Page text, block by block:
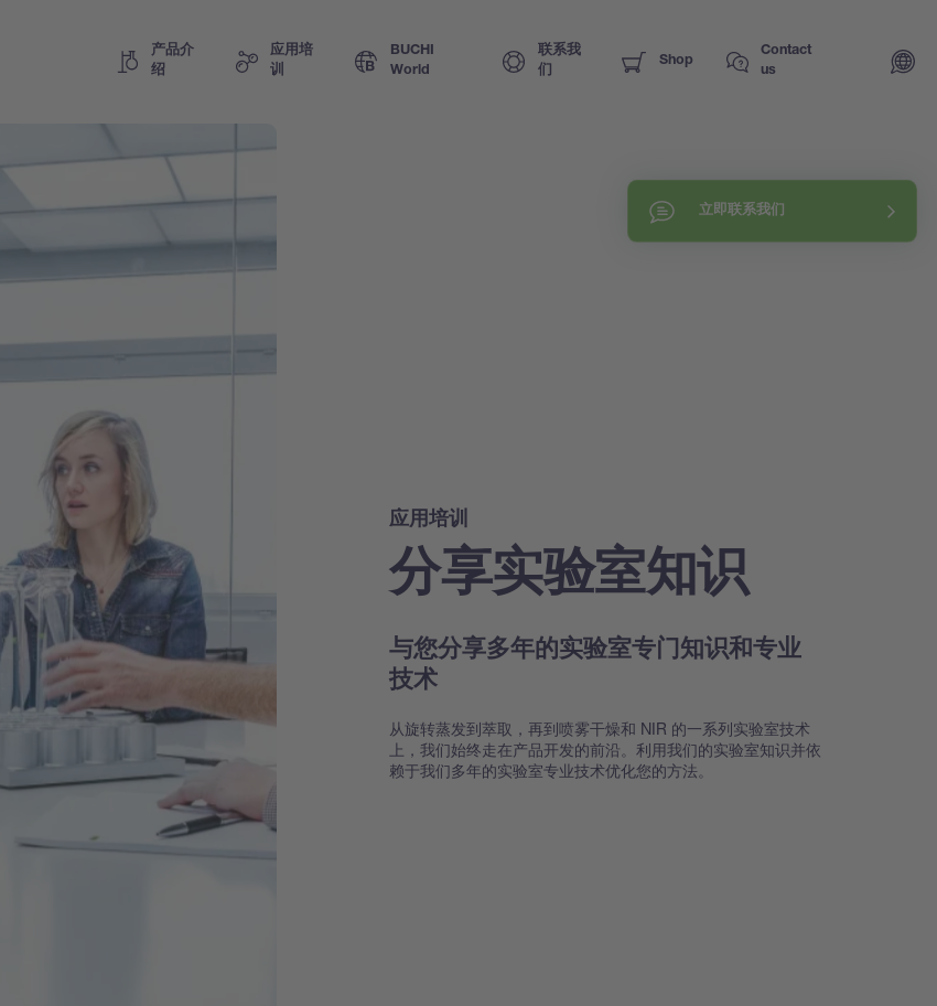
产品介
绍
应用培
训
BUCHI
World
联系我
们
Shop
Contact
us
立即联系我们
应用培训
分享实验室知识
与您分享多年的实验室专门知识和专业
技术
从旋转蒸发到萃取，再到喷雾干燥和 NIR 的一系列实验室技术
上，我们始终走在产品开发的前沿。利用我们的实验室知识并依
赖于我们多年的实验室专业技术优化您的方法。